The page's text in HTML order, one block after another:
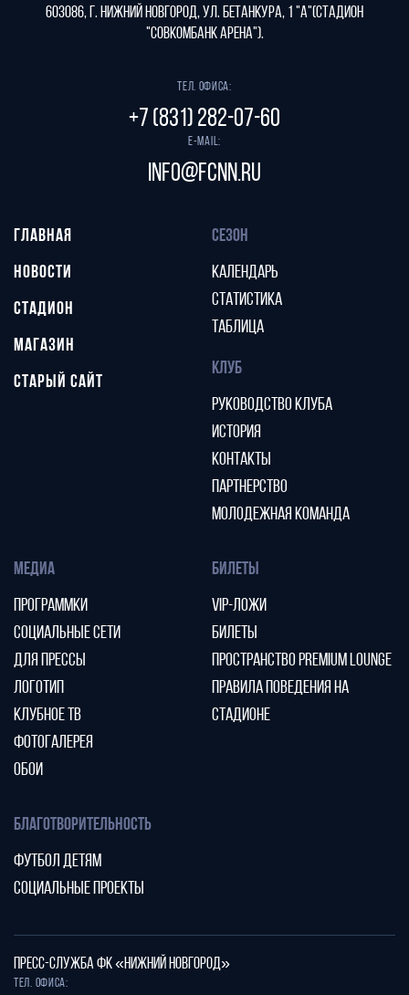
603086, г. Нижний Новгород, ул. Бетанкура, 1 "А"(стадион
"СОВКОМБАНК АРЕНА").
Тел. офиса:
+7 (831) 282-07-60
E-mail:
info@fcnn.ru
ГЛАВНАЯ
НОВОСТИ
СТАДИОН
МАГАЗИН
СТАРЫЙ САЙТ
СЕЗОН
КАЛЕНДАРЬ
СТАТИСТИКА
ТАБЛИЦА
КЛУБ
РУКОВОДСТВО КЛУБА
ИСТОРИЯ
КОНТАКТЫ
ПАРТНЕРСТВО
МОЛОДЕЖНАЯ КОМАНДА
МЕДИА
ПРОГРАММКИ
СОЦИАЛЬНЫЕ СЕТИ
ДЛЯ ПРЕССЫ
ЛОГОТИП
КЛУБНОЕ ТВ
ФОТОГАЛЕРЕЯ
ОБОИ
БИЛЕТЫ
VIP-ЛОЖИ
БИЛЕТЫ
ПРОСТРАНСТВО PREMIUM LOUNGE
ПРАВИЛА ПОВЕДЕНИЯ НА
СТАДИОНЕ
БЛАГОТВОРИТЕЛЬНОСТЬ
ФУТБОЛ ДЕТЯМ
СОЦИАЛЬНЫЕ ПРОЕКТЫ
ПРЕСС-СЛУЖБА ФК «НИЖНИЙ НОВГОРОД»
Тел. офиса: